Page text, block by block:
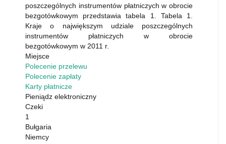
poszczególnych instrumentów płatniczych w obrocie
bezgotówkowym przedstawia tabela 1. Tabela 1.
Kraje o największym udziale poszczególnych
instrumentów płatniczych w obrocie
bezgotówkowym w 2011 r.
Miejsce
Polecenie przelewu
Polecenie zapłaty
Karty płatnicze
Pieniądz elektroniczny
Czeki
1
Bułgaria
Niemcy